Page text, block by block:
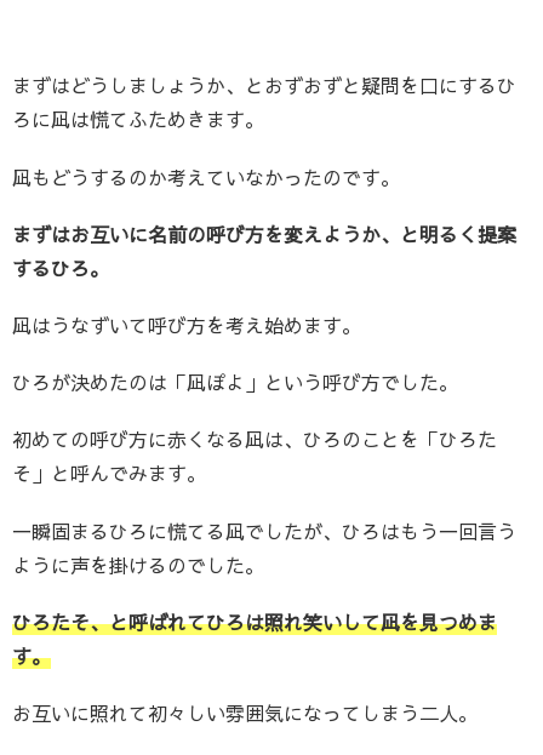
まずはどうしましょうか、とおずおずと疑問を口にするひ
ろに凪は慌てふためきます。
凪もどうするのか考えていなかったのです。
まずはお互いに名前の呼び方を変えようか、と明るく提案
するひろ。
凪はうなずいて呼び方を考え始めます。
ひろが決めたのは「凪ぽよ」という呼び方でした。
初めての呼び方に赤くなる凪は、ひろのことを「ひろた
そ」と呼んでみます。
一瞬固まるひろに慌てる凪でしたが、ひろはもう一回言う
ように声を掛けるのでした。
ひろたそ、と呼ばれてひろは照れ笑いして凪を見つめま
す。
お互いに照れて初々しい雰囲気になってしまう二人。